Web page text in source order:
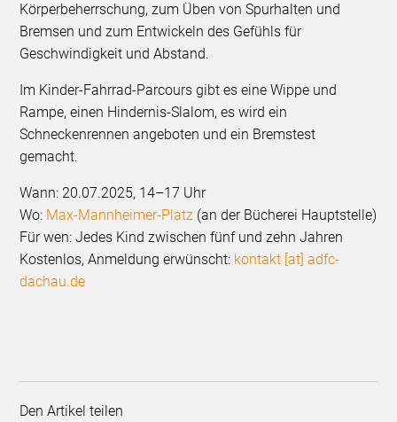
Körperbeherrschung, zum Üben von Spurhalten und
Bremsen und zum Entwickeln des Gefühls für
Geschwindigkeit und Abstand.
Im Kinder-Fahrrad-Parcours gibt es eine Wippe und
Rampe, einen Hindernis-Slalom, es wird ein
Schneckenrennen angeboten und ein Bremstest
gemacht.
Wann: 20.07.2025, 14–17 Uhr
Wo: Max-Mannheimer-Platz (an der Bücherei Hauptstelle)
Für wen: Jedes Kind zwischen fünf und zehn Jahren
Kostenlos, Anmeldung erwünscht: kontakt [at] adfc-
dachau.de
Den Artikel teilen